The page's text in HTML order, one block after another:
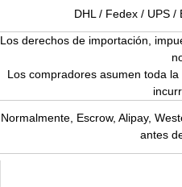
DHL / Fedex / UPS /
Los derechos de importación,
Los compradores asumen toda
Normalmente, Escrow, Alipay,
antes